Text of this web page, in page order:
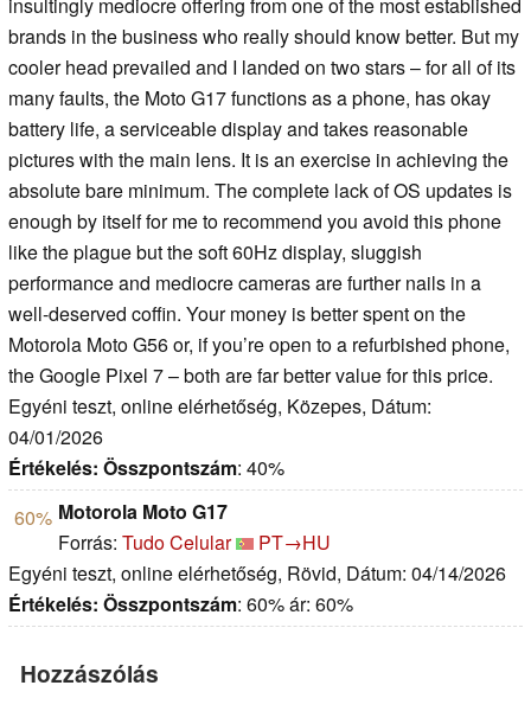
brands in the business who really should know better. But my
cooler head prevailed and I landed on two stars – for all of its
many faults, the Moto G17 functions as a phone, has okay
battery life, a serviceable display and takes reasonable
pictures with the main lens. It is an exercise in achieving the
absolute bare minimum. The complete lack of OS updates is
enough by itself for me to recommend you avoid this phone
like the plague but the soft 60Hz display, sluggish
performance and mediocre cameras are further nails in a
well-deserved coffin. Your money is better spent on the
Motorola Moto G56 or, if you’re open to a refurbished phone,
the Google Pixel 7 – both are far better value for this price.
Egyéni teszt, online elérhetőség, Közepes, Dátum:
04/01/2026
Értékelés: Összpontszám: 40%
60% Motorola Moto G17
Forrás: Tudo Celular
PT→HU
Egyéni teszt, online elérhetőség, Rövid, Dátum: 04/14/2026
Értékelés: Összpontszám: 60% ár: 60%
Hozzászólás